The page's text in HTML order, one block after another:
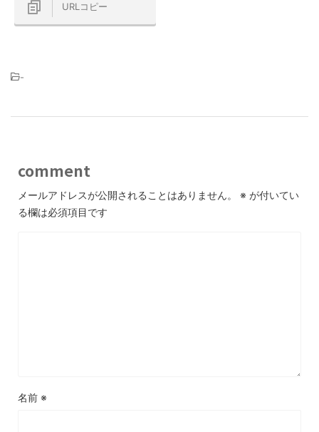
URLコピー
-
comment
メールアドレスが公開されることはありません。 ※ が付いてい
る欄は必須項目です
名前 ※